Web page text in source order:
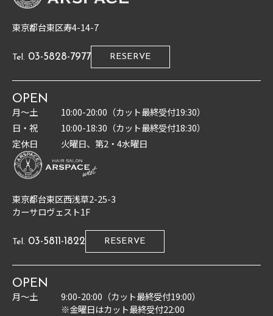
東京都台東区寿4-14-7
Tel. 03-5828-7977 RESERVE
OPEN
月〜土
10:00-20:00（カット最終受付19:30）
日・祝
10:00-18:30（カット最終受付18:30）
定休日
火曜日、第2・4水曜日
東京都台東区西浅草2-25-3
カーサロヴェスト1F
Tel. 03-5811-1822 RESERVE
OPEN
月〜土
9:00-20:00（カット最終受付19:00）
※金曜日はカット最終受付22:00